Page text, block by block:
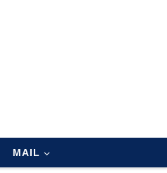
MAIL